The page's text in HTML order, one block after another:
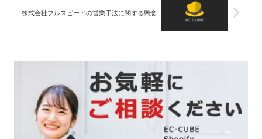
株式会社フルスピードの営業手法に関する懸念